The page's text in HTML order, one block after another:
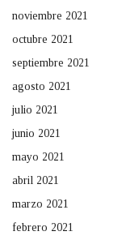
noviembre 2021
octubre 2021
septiembre 2021
agosto 2021
julio 2021
junio 2021
mayo 2021
abril 2021
marzo 2021
febrero 2021